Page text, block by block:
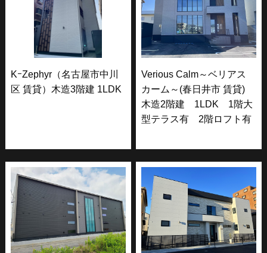
KｰZephyr（名古屋市中川
区 賃貸）木造3階建 1LDK
Verious Calm～ベリアス
カーム～(春日井市 賃貸)
木造2階建 1LDK 1階大
型テラス有 2階ロフト有